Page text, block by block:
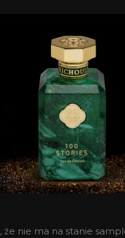
że nie ma na stanie